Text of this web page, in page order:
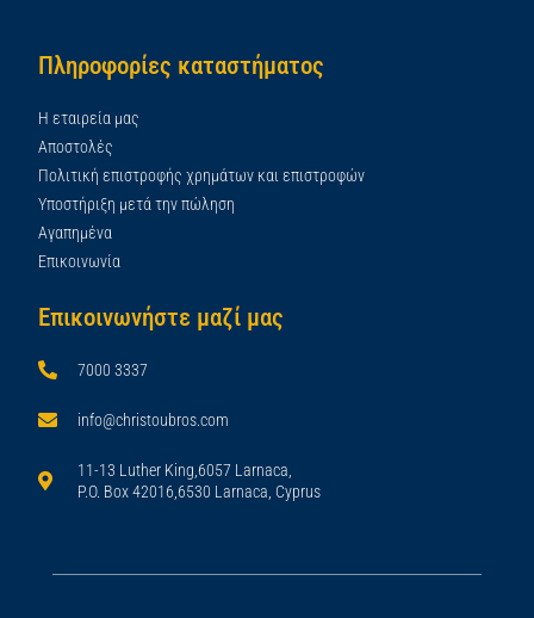
Πληροφορίες καταστήματος
Η εταιρεία μας
Αποστολές
Πολιτική επιστροφής χρημάτων και επιστροφών
Υποστήριξη μετά την πώληση
Αγαπημένα
Επικοινωνία
Επικοινωνήστε μαζί μας
7000 3337
info@christoubros.com
11-13 Luther King,6057 Larnaca,
P.O. Box 42016,6530 Larnaca, Cyprus